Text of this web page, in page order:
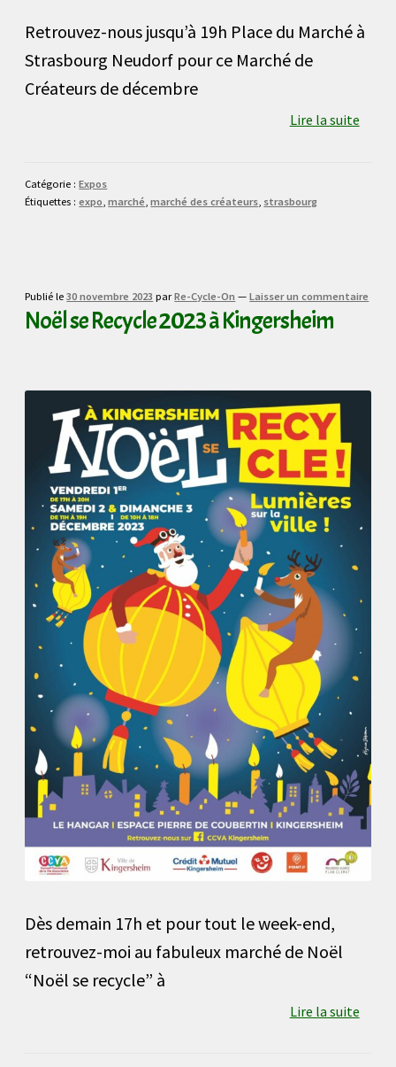
Retrouvez-nous jusqu’à 19h Place du Marché à
Strasbourg Neudorf pour ce Marché de
Créateurs de décembre
Lire la suite
Catégorie :Expos
Étiquettes :expo ,marché ,marché des créateurs strasbourg
Publié le30 novembre 2023 parRe-Cycle-On —Laisser un commentaire
Noël se Recycle 2023 à Kingersheim
Dès demain 17h et pour tout le week-end,
retrouvez-moi au fabuleux marché de Noël
“Noël se recycle” à
Lire la suite